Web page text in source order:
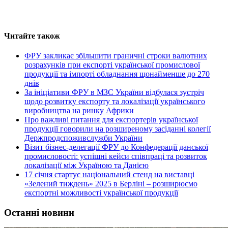
Читайте також
ФРУ закликає збільшити граничні строки валютних
розрахунків при експорті української промислової
продукції та імпорті обладнання щонайменше до 270
днів
За ініціативи ФРУ в МЗС України відбулася зустріч
щодо розвитку експорту та локалізації українського
виробництва на ринку Африки
Про важливі питання для експортерів української
продукції говорили на розширеному засіданні колегії
Держпродспоживслужби України
Візит бізнес-делегації ФРУ до Конфедерації данської
промисловості: успішні кейси співпраці та розвиток
локалізації між Україною та Данією
17 січня стартує національний стенд на виставці
«Зелений тиждень» 2025 в Берліні – розширюємо
експортні можливості української продукції
Останні новини